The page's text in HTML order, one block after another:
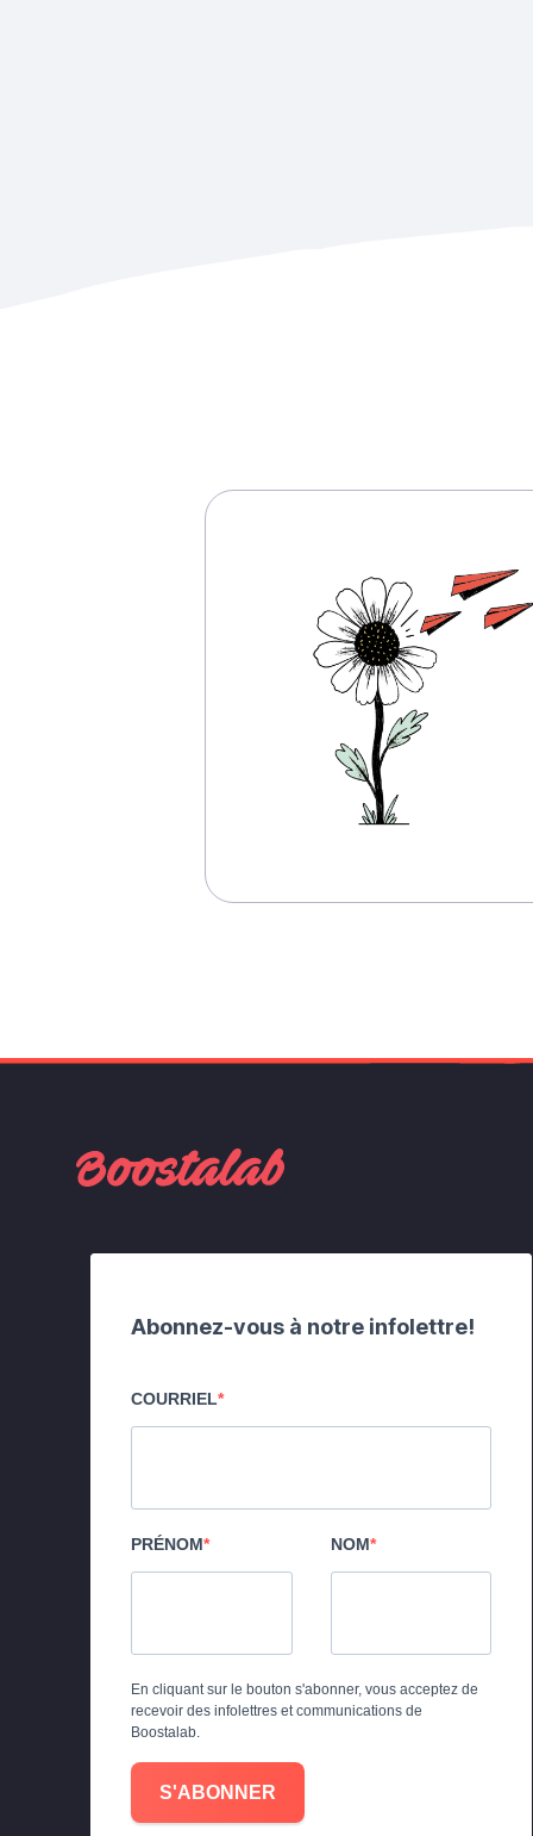
Abonnez-vous à notre infolettre!
COURRIEL
PRÉNOM NOM
En cliquant sur le bouton s'abonner, vous acceptez de
recevoir des infolettres et communications de
Boostalab.
S'ABONNER